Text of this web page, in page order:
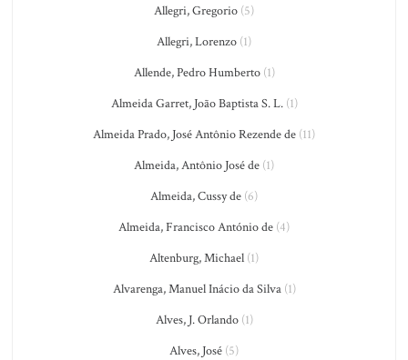
Allegri, Gregorio (5)
Allegri, Lorenzo (1)
Allende, Pedro Humberto(1)
Almeida Garret, João Baptista S. L.(1)
Almeida Prado, José Antônio Rezende de (11)
Almeida, Antônio José de (1)
Almeida, Cussy de (6)
Almeida, Francisco António de (4)
Altenburg, Michael (1)
Alvarenga, Manuel Inácio da Silva(1)
Alves, J. Orlando(1)
Alves, José (5)